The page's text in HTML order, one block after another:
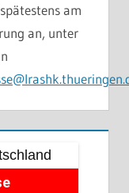
am
an, unter